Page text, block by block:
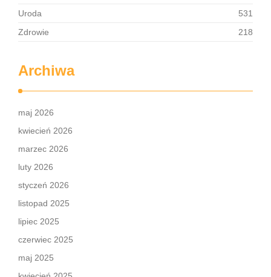
Uroda
531
Zdrowie
218
Archiwa
maj 2026
kwiecień 2026
marzec 2026
luty 2026
styczeń 2026
listopad 2025
lipiec 2025
czerwiec 2025
maj 2025